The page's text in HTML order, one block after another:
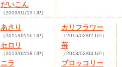
だいこん
（2009/01/13 UP）
あさり
（2015/02/16 UP）
カリフラワー
（2015/02/02 UP）
セロリ
（2013/02/18 UP）
苺
（2013/02/04 UP）
ニラ ブロッコリー